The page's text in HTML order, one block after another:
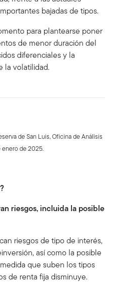
bajadas de tipos.
para plantearse poner
de menor duración del
diferenciales y la
la volatilidad.
de San Luis, Oficina de Análisis
enero de 2025.
riesgos, incluida la posible
riesgos de tipo de interés,
así como la posible
que suben los tipos
de renta fija disminuye.